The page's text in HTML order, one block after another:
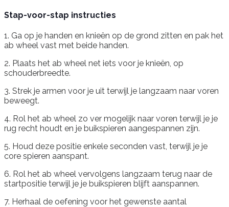
Stap-voor-stap instructies
1. Ga op je handen en knieën op de grond zitten en pak het
ab wheel vast met beide handen.
2. Plaats het ab wheel net iets voor je knieën, op
schouderbreedte.
3. Strek je armen voor je uit terwijl je langzaam naar voren
beweegt.
4. Rol het ab wheel zo ver mogelijk naar voren terwijl je je
rug recht houdt en je buikspieren aangespannen zijn.
5. Houd deze positie enkele seconden vast, terwijl je je
core spieren aanspant.
6. Rol het ab wheel vervolgens langzaam terug naar de
startpositie terwijl je je buikspieren blijft aanspannen.
7. Herhaal de oefening voor het gewenste aantal